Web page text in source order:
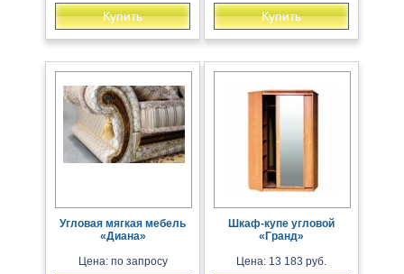
Купить Купить
Угловая мягкая мебель
«Диана»
Цена: по запросу
Шкаф-купе угловой
«Гранд»
Цена: 13 183 руб.